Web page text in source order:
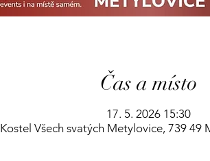
Čas a místo
17. 5. 2026 15:30
Kostel Všech svatých Metylovice, 739 49